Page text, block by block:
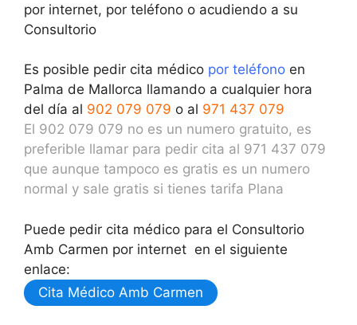
por internet, por teléfono o acudiendo a su
Consultorio
Es posible pedir cita médico por teléfono en
Palma de Mallorca llamando a cualquier hora
del día al 902 079 079 o al 971 437 079
El 902 079 079 no es un numero gratuito, es
preferible llamar para pedir cita al 971 437 079
que aunque tampoco es gratis es un numero
normal y sale gratis si tienes tarifa Plana
Puede pedir cita médico para el Consultorio
Amb Carmen por internet en el siguiente
enlace:
Cita Médico Amb Carmen